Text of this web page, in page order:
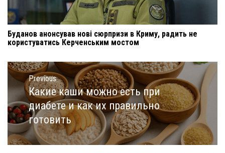
Буданов анонсував нові сюрпризи в Криму, радить не
користуватись Керченським мостом
Навигация
по
записям
Previous
Previous
post:
Какие каши можно есть при
диабете и как их правильно
готовить